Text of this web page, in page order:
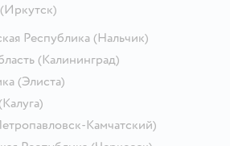
(Иркутск)
Республика (Нальчик)
(Калининград)
(Элиста)
Камчатский)